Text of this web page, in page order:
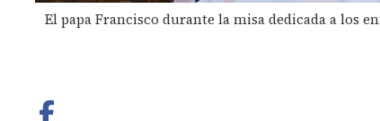
El papa Francisco durante la misa dedicada a los